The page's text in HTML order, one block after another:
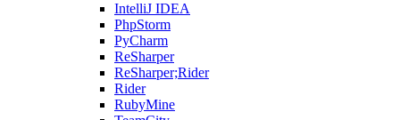
IntelliJ IDEA
PhpStorm
PyCharm
ReSharper
ReSharper;Rider
Rider
RubyMine